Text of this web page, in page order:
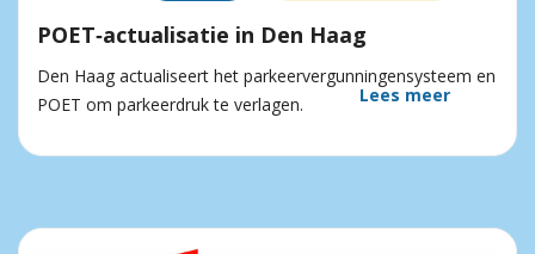
POET‑actualisatie in Den Haag
Den Haag actualiseert het parkeervergunningensysteem en
POET om parkeerdruk te verlagen.
Lees meer